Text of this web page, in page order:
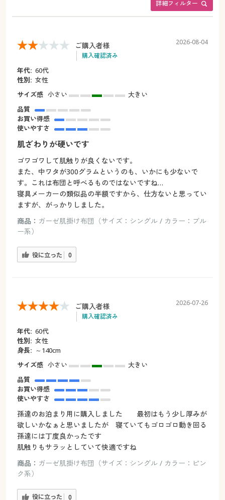
詳細フィルター
ご購入者様
購入確認済み
2026-08-04
年代: 60代
性別: 女性
サイズ感 小さい
大きい
品質
お買い得感
使いやすさ
肌ざわりが硬いです
ゴワゴワして肌触りが良くないです。
また、中ワタが300グラムというのも、いかにも少ないで
す。これは布団と呼べるものではないですね…
寝具メーカーの類似品の半額ですから、仕方ないと思ってい
ますが、がっかりしました。
商品： ガーゼ肌掛け布団（サイズ：シングル / カラー：ブル
ー系）
役に立った 0
ご購入者様
購入確認済み
2026-07-26
年代: 60代
性別: 女性
身長: ～140cm
サイズ感 小さい
大きい
品質
お買い得感
使いやすさ
孫達のお泊まり用に購入しました 最初はもう少し厚みが
欲しいかなぁと思いましたが 寝ていてもゴロゴロ動き回る
孫達には丁度良かったです
肌触りもサラッとしていて快適ですね
商品： ガーゼ肌掛け布団（サイズ：シングル / カラー：ピン
ク系）
役に立った 0